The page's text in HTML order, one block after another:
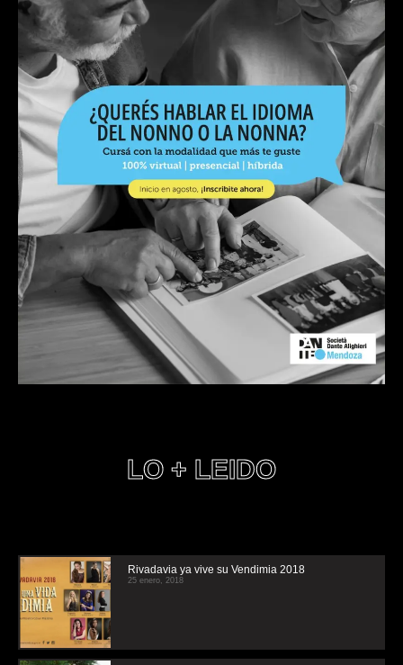
LO + LEIDO
Rivadavia ya vive su Vendimia 2018
25 enero, 2018